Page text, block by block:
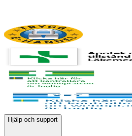
Hjälp och support